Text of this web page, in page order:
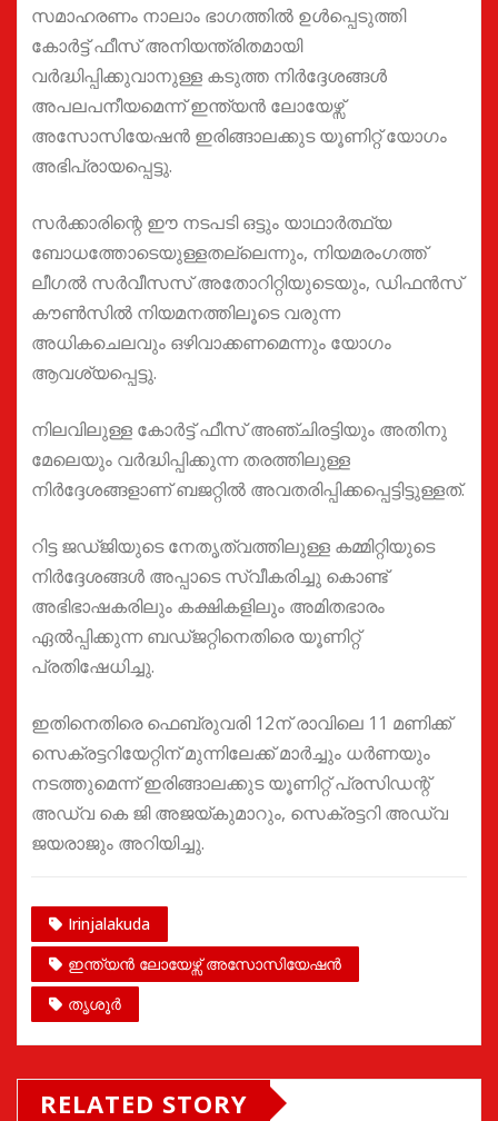
സമാഹരണം നാലാം ഭാഗത്തിൽ ഉൾപ്പെടുത്തി
കോർട്ട് ഫീസ് അനിയന്ത്രിതമായി
വർദ്ധിപ്പിക്കുവാനുള്ള കടുത്ത നിർദ്ദേശങ്ങൾ
അപലപനീയമെന്ന് ഇന്ത്യൻ ലോയേഴ്സ്
അസോസിയേഷൻ ഇരിങ്ങാലക്കുട യൂണിറ്റ് യോഗം
അഭിപ്രായപ്പെട്ടു.
സർക്കാരിന്റെ ഈ നടപടി ഒട്ടും യാഥാർത്ഥ്യ
ബോധത്തോടെയുള്ളതല്ലെന്നും, നിയമരംഗത്ത്
ലീഗൽ സർവീസസ് അതോറിറ്റിയുടെയും, ഡിഫൻസ്
കൗൺസിൽ നിയമനത്തിലൂടെ വരുന്ന
അധികചെലവും ഒഴിവാക്കണമെന്നും യോഗം
ആവശ്യപ്പെട്ടു.
നിലവിലുള്ള കോർട്ട് ഫീസ് അഞ്ചിരട്ടിയും അതിനു
മേലെയും വർദ്ധിപ്പിക്കുന്ന തരത്തിലുള്ള
നിർദ്ദേശങ്ങളാണ് ബജറ്റിൽ അവതരിപ്പിക്കപ്പെട്ടിട്ടുള്ളത്.
റിട്ട ജഡ്ജിയുടെ നേതൃത്വത്തിലുള്ള കമ്മിറ്റിയുടെ
നിർദ്ദേശങ്ങൾ അപ്പാടെ സ്വീകരിച്ചു കൊണ്ട്
അഭിഭാഷകരിലും കക്ഷികളിലും അമിതഭാരം
ഏൽപ്പിക്കുന്ന ബഡ്ജറ്റിനെതിരെ യൂണിറ്റ്
പ്രതിഷേധിച്ചു.
ഇതിനെതിരെ ഫെബ്രുവരി 12ന് രാവിലെ 11 മണിക്ക്
സെക്രട്ടറിയേറ്റിന് മുന്നിലേക്ക് മാർച്ചും ധർണയും
നടത്തുമെന്ന് ഇരിങ്ങാലക്കുട യൂണിറ്റ് പ്രസിഡന്റ്
അഡ്വ കെ ജി അജയ്കുമാറും, സെക്രട്ടറി അഡ്വ
ജയരാജും അറിയിച്ചു.
Irinjalakuda
ഇന്ത്യൻ ലോയേഴ്സ് അസോസിയേഷൻ
തൃശൂർ
RELATED STORY